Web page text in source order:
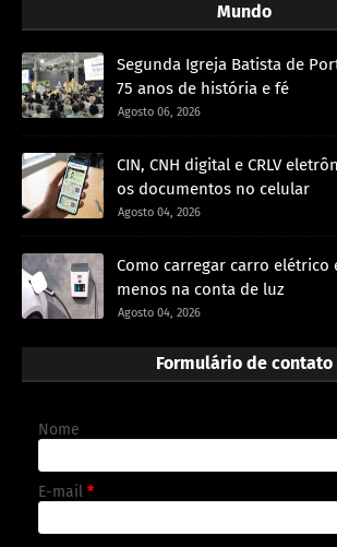
Mundo
Segunda Igreja Batista de
75 anos de história e fé
Agosto 06, 2026
CIN, CNH digital e CRLV
os documentos no celular
Agosto 04, 2026
Como carregar carro elétrico
menos na conta de luz
Agosto 04, 2026
Formulário de contato
Nome
E-mail *